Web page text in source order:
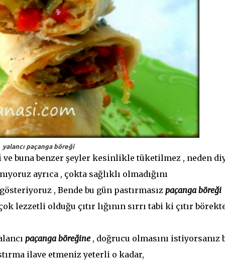
yalancı paçanga böreği
buna benzer şeyler kesinlikle tüketilmez , neden
ayrıca , çokta sağlıklı olmadığını
, Bende bu gün pastırmasızpaçanga böreği
lezzetli olduğu çıtır lığının sırrı tabi ki çıtır
paçanga böreğine, doğrucu olmasını istiyorsanız
ilave etmeniz yeterli o kadar,